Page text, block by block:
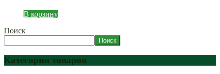
В корзину
Поиск
Поиск
Категории товаров